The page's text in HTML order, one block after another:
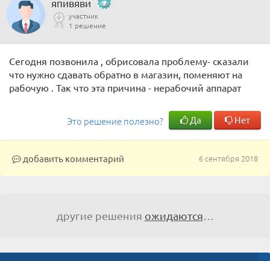
япивяви
участник
1 решение
Сегодня позвонила , обрисовала проблему- сказали
что нужно сдавать обратно в магазин, поменяют на
рабочую . Так что эта причина - нерабочий аппарат
Это решение полезно? Да Нет
6 сентября 2018
добавить комментарий
другие решения ожидаются